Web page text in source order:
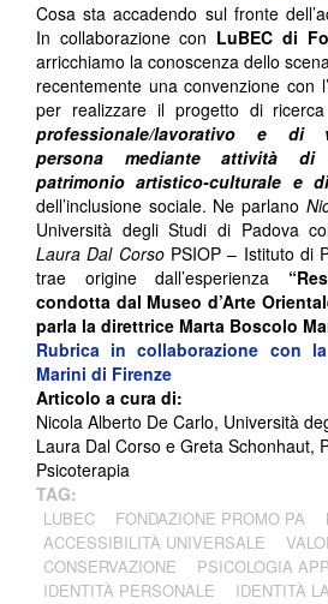
Cosa sta accadendo sul fronte
In collaborazione con LuBEC di
arricchiamo la conoscenza dello
recentemente una convenzione con l’
per realizzare il progetto di
professionale/lavorativo e di
persona mediante attività di
patrimonio artistico-culturale e
dell’inclusione sociale. Ne parlano
Università degli Studi di Padova
Laura Dal CorsoPSIOP – Istituto di
trae origine dall’esperienza
condotta dal Museo d’Arte
parla la direttrice Marta Boscolo
Rubrica in collaborazione con
Marini di Firenze
Articolo a cura di:
Nicola Alberto De Carlo, Università
Laura Dal Corso e Greta Schonhaut,
Psicoterapia
TAG:
LUBEC FONDAZIONE PROMO PA
ACCESSIBILITÀ UNIVERSALE
CONSERVAZIONE
PSICOLOGIA
IDENTITÀ PERSONALE
IDENTITÀ